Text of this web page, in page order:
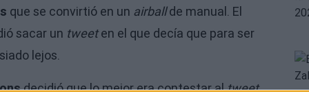
que se convirtió en un airballde manual. El
sacar un tweeten el que decía que para ser
lejos.
decidió que lo mejor era contestar altweet